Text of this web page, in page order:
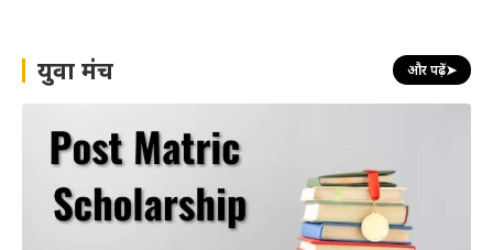
युवा मंच और पढ़ें➤